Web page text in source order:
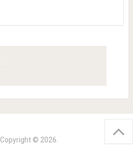
Copyright © 2026.